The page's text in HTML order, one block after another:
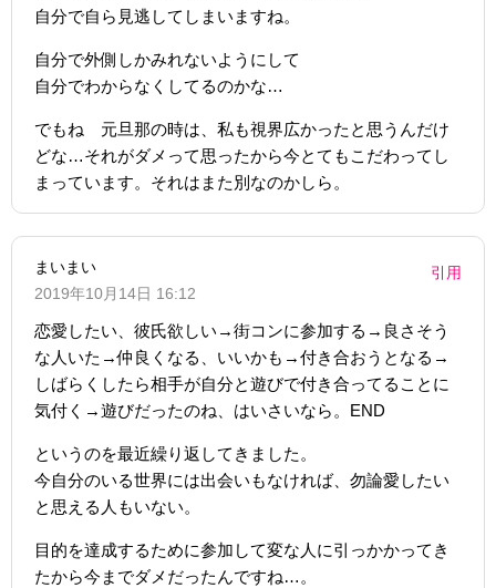
自分で自ら見逃してしまいますね。
自分で外側しかみれないようにして
自分でわからなくしてるのかな…
でもね 元旦那の時は、私も視界広かったと思うんだけ
どな…それがダメって思ったから今とてもこだわってし
まっています。それはまた別なのかしら。
まいまい
2019年10月14日 16:12
引用
恋愛したい、彼氏欲しい→街コンに参加する→良さそう
な人いた→仲良くなる、いいかも→付き合おうとなる→
しばらくしたら相手が自分と遊びで付き合ってることに
気付く→遊びだったのね、はいさいなら。END
というのを最近繰り返してきました。
今自分のいる世界には出会いもなければ、勿論愛したい
と思える人もいない。
目的を達成するために参加して変な人に引っかかってき
たから今までダメだったんですね…。